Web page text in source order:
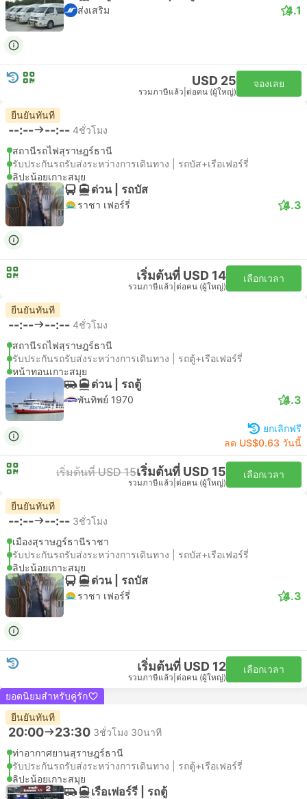
ส่งเสริม 4.1
USD 25
รวมภาษีแล้ว ต่อคน (ผู้ใหญ่)
จองเลย
ยืนยันทันที
--:-- --:-- 4ชั่วโมง
สถานีรถไฟสุราษฎร์ธานี
รับประกันรถรับส่งระหว่างการเดินทาง | รถบัส+เรือเฟอร์รี่
ลิปะน้อยเกาะสมุย
ด่วน | รถบัส
ราชา เฟอร์รี่ 4.3
เริ่มต้นที่ USD 14
รวมภาษีแล้ว ต่อคน (ผู้ใหญ่)
เลือกเวลา
ยืนยันทันที
--:-- --:-- 4ชั่วโมง
สถานีรถไฟสุราษฎร์ธานี
รับประกันรถรับส่งระหว่างการเดินทาง | รถตู้+เรือเฟอร์รี่
หน้าทอนเกาะสมุย
ด่วน | รถตู้
พันทิพย์ 1970 4.3
ยกเลิกฟรี
ลด US$0.63 วันนี้
เริ่มต้นที่ USD 15เริ่มต้นที่ USD 15
รวมภาษีแล้ว ต่อคน (ผู้ใหญ่)
เลือกเวลา
ยืนยันทันที
--:-- --:-- 3ชั่วโมง
เมืองสุราษฎร์ธานีราชา
รับประกันรถรับส่งระหว่างการเดินทาง | รถบัส+เรือเฟอร์รี่
ลิปะน้อยเกาะสมุย
ด่วน | รถบัส
ราชา เฟอร์รี่ 4.3
เริ่มต้นที่ USD 12
รวมภาษีแล้ว ต่อคน (ผู้ใหญ่)
เลือกเวลา
ยอดนิยมสำหรับคู่รัก
ยืนยันทันที
20:00 23:30 3ชั่วโมง 30นาที
ท่าอากาศยานสุราษฎร์ธานี
รับประกันรถรับส่งระหว่างการเดินทาง | รถตู้+เรือเฟอร์รี่
ลิปะน้อยเกาะสมุย
เรือเฟอร์รี่ | รถตู้